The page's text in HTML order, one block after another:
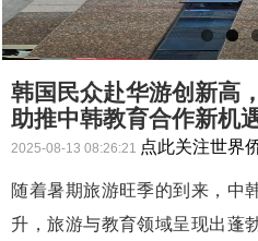
韩国民众赴华游创新高
助推中韩教育合作新机
2025-08-13 08:26:21 点此关注世界
随着暑期旅游旺季的到来， 中
升，旅游与教育领域呈现出蓬